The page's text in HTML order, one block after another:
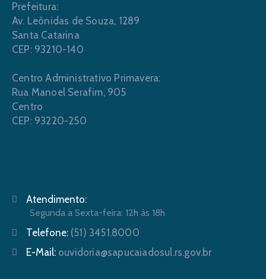
Prefeitura:
Av. Leônidas de Souza, 1289
Santa Catarina
CEP: 93210-140
Centro Administrativo Primavera:
Rua Manoel Serafim, 905
Centro
CEP: 93220-250
Atendimento:
Segunda a Sexta-feira: 12h às 18h
Telefone: (51) 3451.8000
E-Mail: ouvidoria@sapucaiadosul.rs.gov.br